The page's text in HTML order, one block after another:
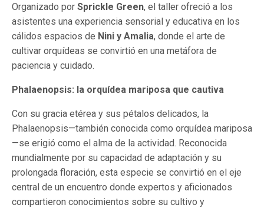
Organizado por Sprickle Green, el taller ofreció a los
asistentes una experiencia sensorial y educativa en los
cálidos espacios de Nini y Amalia, donde el arte de
cultivar orquídeas se convirtió en una metáfora de
paciencia y cuidado.
Phalaenopsis: la orquídea mariposa que cautiva
Con su gracia etérea y sus pétalos delicados, la
Phalaenopsis—también conocida como orquídea mariposa
—se erigió como el alma de la actividad. Reconocida
mundialmente por su capacidad de adaptación y su
prolongada floración, esta especie se convirtió en el eje
central de un encuentro donde expertos y aficionados
compartieron conocimientos sobre su cultivo y